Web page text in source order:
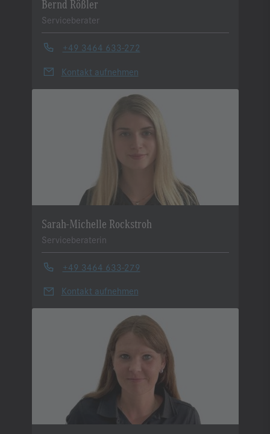
Bernd Rößler
Serviceberater
+49 3464 633-272
Kontakt aufnehmen
Sarah-Michelle Rockstroh
Serviceberaterin
+49 3464 633-279
Kontakt aufnehmen